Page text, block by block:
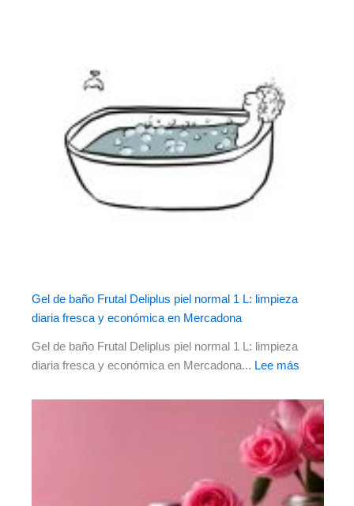
Gel de baño Frutal Deliplus piel normal 1 L: limpieza
diaria fresca y económica en Mercadona
Gel de baño Frutal Deliplus piel normal 1 L: limpieza
diaria fresca y económica en Mercadona... Lee más